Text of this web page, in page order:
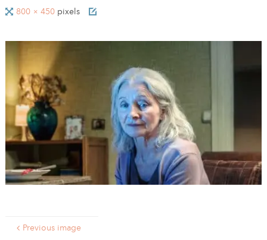
AI
RIE
Full800 × 450 pixels
Previous image